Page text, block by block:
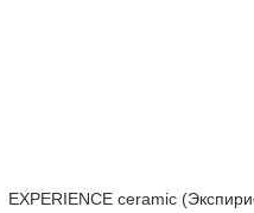
EXPERIENCE ceramic